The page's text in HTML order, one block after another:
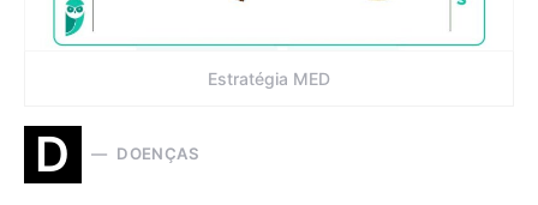
Estratégia MED
D DOENÇAS